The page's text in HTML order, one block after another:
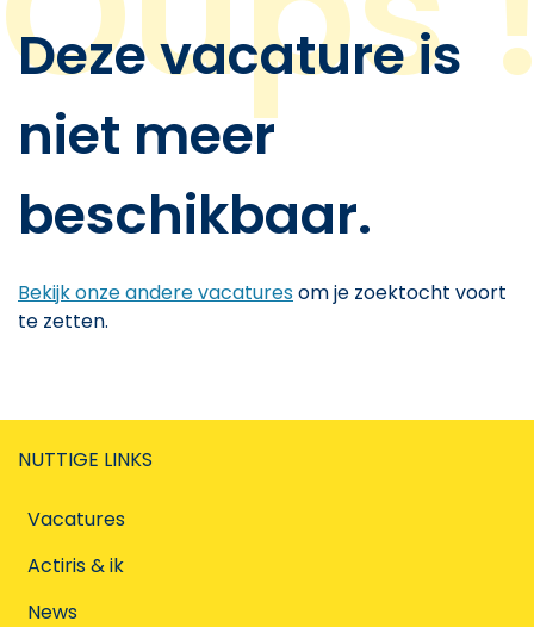
Deze vacature is
niet meer
beschikbaar.
Bekijk onze andere vacaturesom je zoektocht voort
te zetten.
NUTTIGE LINKS
Vacatures
Actiris & ik
News